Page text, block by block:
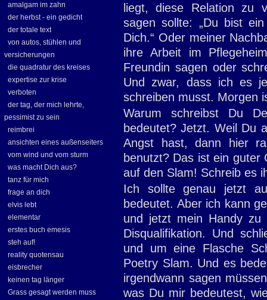
amalgam im zahn
der herbst - ein gedicht
der totale text
von autos, stühlen und
versicherungen
die quadratur des kreises
expertise zur krise
verboten
der tag, der mich lehrte,
pessimist zu sein
reimbrei
ansichten eines außenseiters
vom wind und vom sturm
was macht Dich aus?
tanz für mich
frage an dich
elvis lebt
elementar
erstes buch emesis
steh auf!
reality quotensau
eisbrecher
keinen tag länger
Grass gesagt werden muss
liegt, diese Relation zu
sagen sollte: „Du bist
Dich.“ Oder meiner
ihre Arbeit im
Freundin sagen oder
Und zwar, dass ich es
schreiben musst. Morgen
Warum schreibst Du
bedeutet? Jetzt. Weil Du
Angst hast, dann hier
benutzt? Das ist ein
auf den Slam! Schreib es
Ich sollte genau jetzt
bedeutet. Aber ich kann
und jetzt mein Handy zu
Disqualifikation. Und
und um eine Flasche
Poetry Slam. Und es
irgendwann sagen
was Du mir bedeutest,